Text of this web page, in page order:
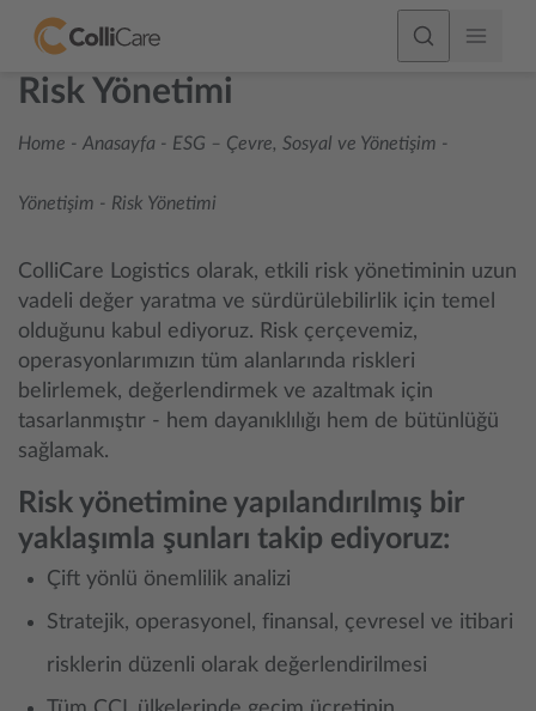
Risk Yönetimi
Home - Anasayfa - ESG – Çevre, Sosyal ve Yönetişim -
Yönetişim - Risk Yönetimi
ColliCare Logistics olarak, etkili risk yönetiminin uzun
vadeli değer yaratma ve sürdürülebilirlik için temel
olduğunu kabul ediyoruz. Risk çerçevemiz,
operasyonlarımızın tüm alanlarında riskleri
belirlemek, değerlendirmek ve azaltmak için
tasarlanmıştır - hem dayanıklılığı hem de bütünlüğü
sağlamak.
Risk yönetimine yapılandırılmış bir
yaklaşımla şunları takip ediyoruz:
Çift yönlü önemlilik analizi
Stratejik, operasyonel, finansal, çevresel ve itibari
risklerin düzenli olarak değerlendirilmesi